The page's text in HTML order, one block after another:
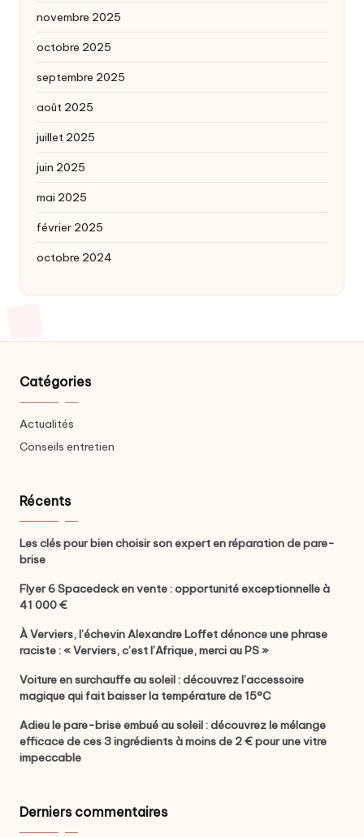
novembre 2025
octobre 2025
septembre 2025
août 2025
juillet 2025
juin 2025
mai 2025
février 2025
octobre 2024
Catégories
Actualités
Conseils entretien
Récents
Les clés pour bien choisir son expert en réparation de pare-
brise
Flyer 6 Spacedeck en vente : opportunité exceptionnelle à
41 000 €
À Verviers, l’échevin Alexandre Loffet dénonce une phrase
raciste : « Verviers, c’est l’Afrique, merci au PS »
Voiture en surchauffe au soleil : découvrez l’accessoire
magique qui fait baisser la température de 15°C
Adieu le pare-brise embué au soleil : découvrez le mélange
efficace de ces 3 ingrédients à moins de 2 € pour une vitre
impeccable
Derniers commentaires